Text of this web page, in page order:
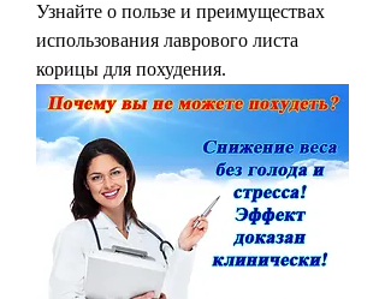
Узнайте о пользе и преимуществах
использования лаврового листа
корицы для похудения.